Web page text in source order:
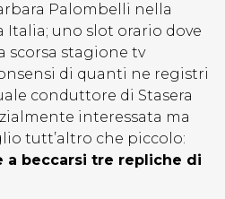
Palombelli nella
Italia; uno slot orario dove
scorsa stagione tv
di quanti ne registri
conduttore di Stasera
interessata ma
tutt’altro che piccolo:
a beccarsi tre repliche di